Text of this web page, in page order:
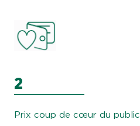
2
Prix coup de cœur du public